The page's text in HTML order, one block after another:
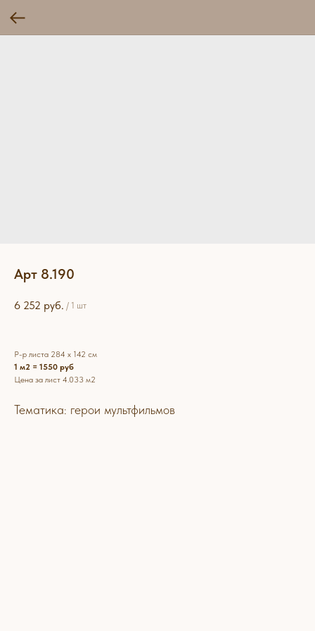
Арт 8.190
6 252 руб. / 1 шт
Р-р листа 284 х 142 см
1 м2 = 1550 руб
Цена за лист 4.033 м2
Тематика: герои мультфильмов